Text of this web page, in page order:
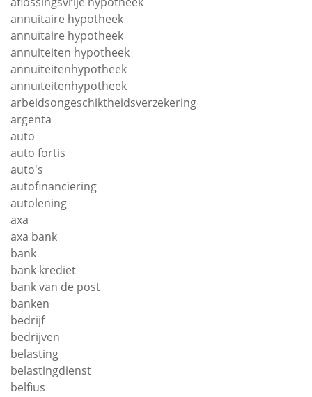
annuitaire hypotheek
annuïtaire hypotheek
annuiteiten hypotheek
annuiteitenhypotheek
annuïteitenhypotheek
arbeidsongeschiktheidsverzekering
argenta
auto
auto fortis
auto's
autofinanciering
autolening
axa
axa bank
bank
bank krediet
bank van de post
banken
bedrijf
bedrijven
belasting
belastingdienst
belfius